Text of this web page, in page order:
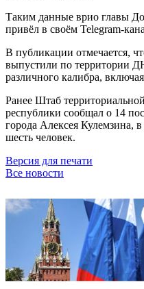
Таким данные врио главы
привёл в своём Telegram-
В публикации отмечается,
выпустили по территории
различного калибра,
Ранее Штаб
республики сообщал о 14
города Алексея Кулемзина,
шесть человек.
Версия для печати
Все новости